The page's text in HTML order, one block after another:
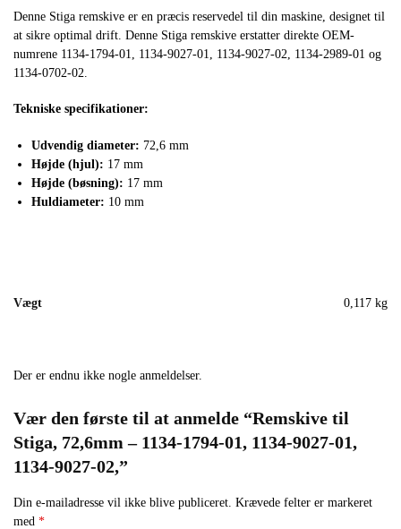
Denne Stiga remskive er en præcis reservedel til din maskine, designet til
at sikre optimal drift. Denne Stiga remskive erstatter direkte OEM-
numrene 1134-1794-01, 1134-9027-01, 1134-9027-02, 1134-2989-01 og
1134-0702-02.
Tekniske specifikationer:
Udvendig diameter: 72,6 mm
Højde (hjul): 17 mm
Højde (bøsning): 17 mm
Huldiameter: 10 mm
Vægt 0,117 kg
Der er endnu ikke nogle anmeldelser.
Vær den første til at anmelde “Remskive til
Stiga, 72,6mm – 1134-1794-01, 1134-9027-01,
1134-9027-02,”
Din e-mailadresse vil ikke blive publiceret. Krævede felter er markeret
med *